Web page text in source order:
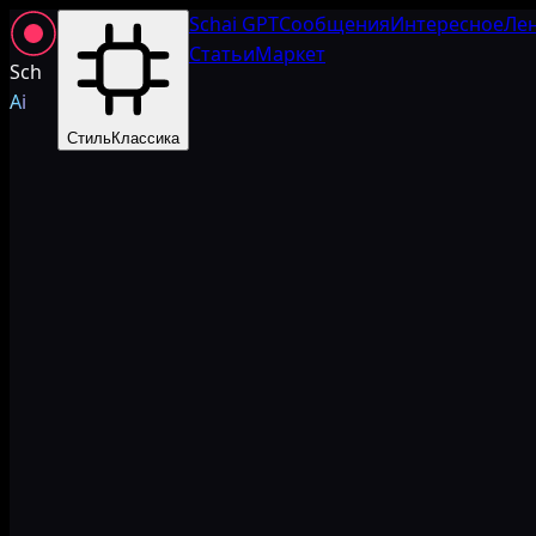
Sch
Ai
СтильКлассика
Schai GPTСообщенияИнтересное
СтатьиМаркет